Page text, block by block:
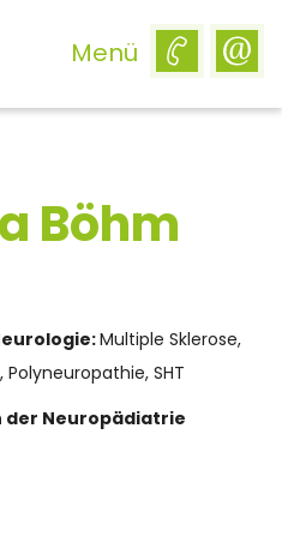
Menü
Böhm
Multiple Sklerose,
Polyneuropathie, SHT
der Neuropädiatrie